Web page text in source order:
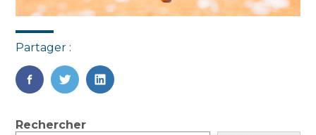
Partager :
FaceBook
TwitterLinkedIn
Blog
Rechercher